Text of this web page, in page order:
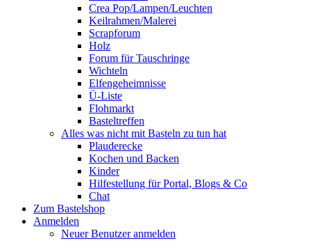
Crea Pop/Lampen/Leuchten
Keilrahmen/Malerei
Scrapforum
Holz
Forum für Tauschringe
Wichteln
Elfengeheimnisse
Ü-Liste
Flohmarkt
Basteltreffen
Alles was nicht mit Basteln zu tun hat
Plauderecke
Kochen und Backen
Kinder
Hilfestellung für Portal, Blogs & Co
Chat
Zum Bastelshop
Anmelden
Neuer Benutzer anmelden